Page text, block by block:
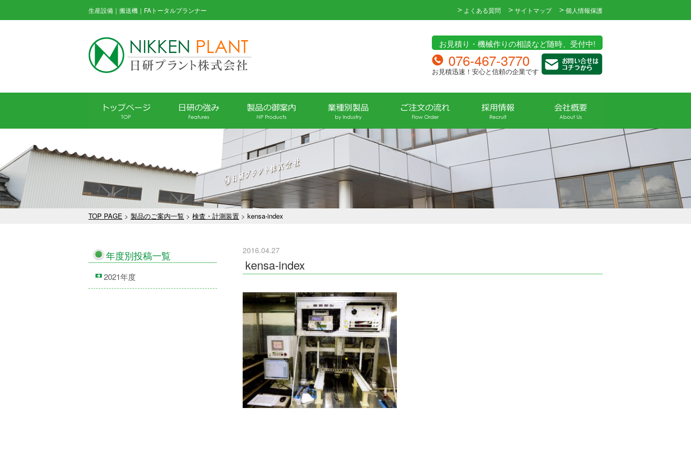
生産設備｜搬送機｜FAトータルプランナー よくある質問 サイトマップ 個人情報保護
お見積り・機械作りの相談など随時、受付中!
076-467-3770
お見積迅速！安心と信頼の企業です
TOP PAGE > 製品のご案内一覧 > 検査・計測装置 > kensa-index
年度別投稿一覧
2021年度
2016.04.27
kensa-index